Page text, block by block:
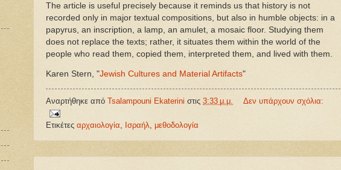
The article is useful precisely because it reminds us that history is not
recorded only in major textual compositions, but also in humble objects: in a
papyrus, an inscription, a lamp, an amulet, a mosaic floor. Studying them
does not replace the texts; rather, it situates them within the world of the
people who read them, copied them, interpreted them, and lived with them.
Karen Stern, "Jewish Cultures and Material Artifacts"
Αναρτήθηκε από Tsalampouni Ekaterini στις 3:33 μ.μ. Δεν υπάρχουν σχόλια:
Ετικέτες αρχαιολογία Ισραήλ μεθοδολογία